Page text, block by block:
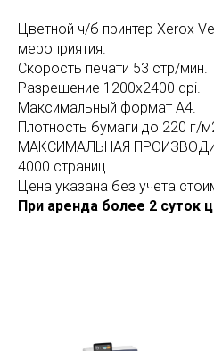
Цветной ч/б принтер Xerox
мероприятия.
Скорость печати 53 стр/мин.
Разрешение 1200х2400 dpi.
Максимальный формат A4.
Плотность бумаги до 220 г/
МАКСИМАЛЬНАЯ
4000 страниц.
Цена указана без учета
При аренда более 2 суток